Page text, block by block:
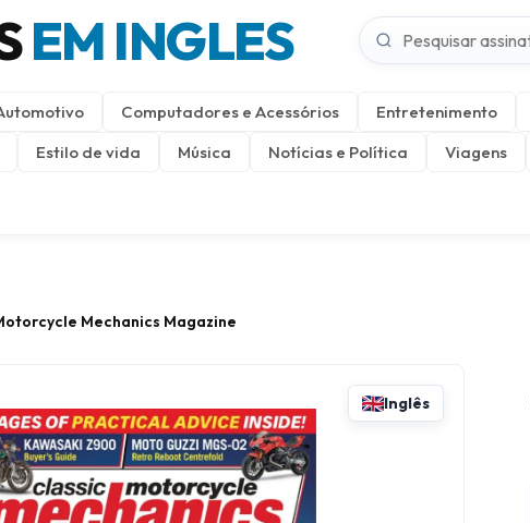
EM INGLES
Computadores e Acessórios Entretenimento
Estilo de vida Música Notícias e Política Viagens
Mechanics Magazine
Inglês